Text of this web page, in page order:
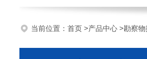
当前位置： 首页 >产品中心 >勘察物